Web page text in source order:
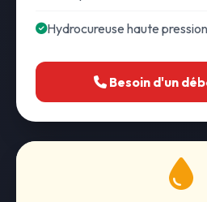
Hydrocureuse haute
Besoin d'un